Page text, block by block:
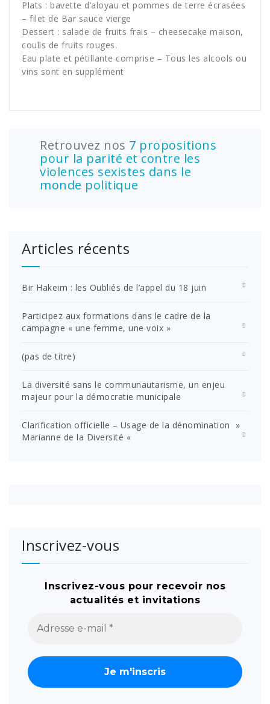
Plats : bavette d’aloyau et pommes de terre écrasées
– filet de Bar sauce vierge
Dessert : salade de fruits frais – cheesecake maison,
coulis de fruits rouges.
Eau plate et pétillante comprise – Tous les alcools ou
vins sont en supplément
Retrouvez nos 7 propositions
pour la parité et contre les
violences sexistes dans le
monde politique
Articles récents
Bir Hakeim : les Oubliés de l’appel du 18 juin
Participez aux formations dans le cadre de la
campagne « une femme, une voix »
(pas de titre)
La diversité sans le communautarisme, un enjeu
majeur pour la démocratie municipale
Clarification officielle – Usage de la dénomination »
Marianne de la Diversité «
Inscrivez-vous
Inscrivez-vous pour recevoir nos
actualités et invitations